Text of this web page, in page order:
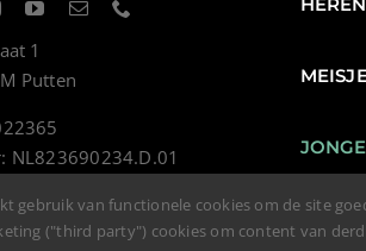
1
Putten
NL823690234.D.01
gebruik van functionele cookies om de site
("third party") cookies om content van